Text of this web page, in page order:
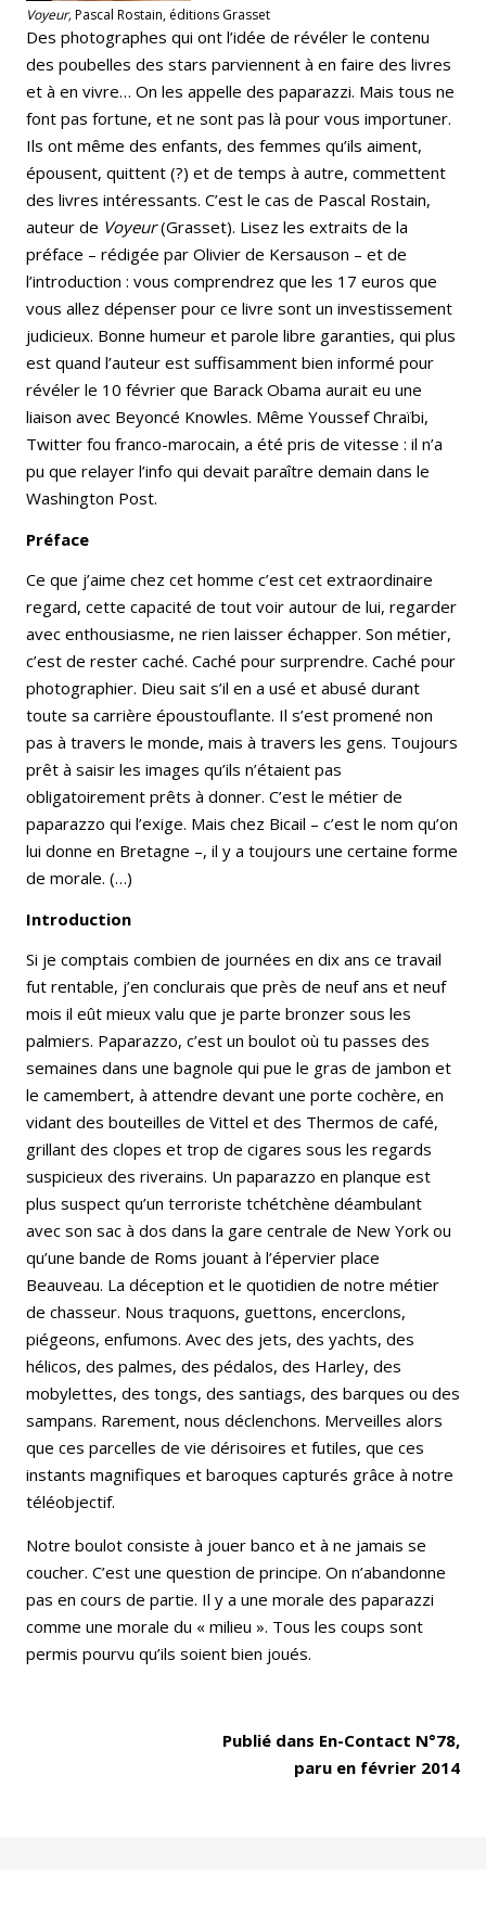
Voyeur,Pascal Rostain, éditions Grasset
Des photographes qui ont l’idée de révéler le contenu
des poubelles des stars parviennent à en faire des livres
et à en vivre… On les appelle des paparazzi. Mais tous ne
font pas fortune, et ne sont pas là pour vous importuner.
Ils ont même des enfants, des femmes qu’ils aiment,
épousent, quittent (?) et de temps à autre, commettent
des livres intéressants. C’est le cas de Pascal Rostain,
auteur de Voyeur(Grasset). Lisez les extraits de la
préface – rédigée par Olivier de Kersauson – et de
l’introduction : vous comprendrez que les 17 euros que
vous allez dépenser pour ce livre sont un investissement
judicieux. Bonne humeur et parole libre garanties, qui plus
est quand l’auteur est suffisamment bien informé pour
révéler le 10 février que Barack Obama aurait eu une
liaison avec Beyoncé Knowles. Même Youssef Chraïbi,
Twitter fou franco-marocain, a été pris de vitesse : il n’a
pu que relayer l’info qui devait paraître demain dans le
Washington Post.
Préface
Ce que j’aime chez cet homme c’est cet extraordinaire
regard, cette capacité de tout voir autour de lui, regarder
avec enthousiasme, ne rien laisser échapper. Son métier,
c’est de rester caché. Caché pour surprendre. Caché pour
photographier. Dieu sait s’il en a usé et abusé durant
toute sa carrière époustouflante. Il s’est promené non
pas à travers le monde, mais à travers les gens. Toujours
prêt à saisir les images qu’ils n’étaient pas
obligatoirement prêts à donner. C’est le métier de
paparazzo qui l’exige. Mais chez Bicail – c’est le nom qu’on
lui donne en Bretagne –, il y a toujours une certaine forme
de morale. (…)
Introduction
Si je comptais combien de journées en dix ans ce travail
fut rentable, j’en conclurais que près de neuf ans et neuf
mois il eût mieux valu que je parte bronzer sous les
palmiers. Paparazzo, c’est un boulot où tu passes des
semaines dans une bagnole qui pue le gras de jambon et
le camembert, à attendre devant une porte cochère, en
vidant des bouteilles de Vittel et des Thermos de café,
grillant des clopes et trop de cigares sous les regards
suspicieux des riverains. Un paparazzo en planque est
plus suspect qu’un terroriste tchétchène déambulant
avec son sac à dos dans la gare centrale de New York ou
qu’une bande de Roms jouant à l’épervier place
Beauveau. La déception et le quotidien de notre métier
de chasseur. Nous traquons, guettons, encerclons,
piégeons, enfumons. Avec des jets, des yachts, des
hélicos, des palmes, des pédalos, des Harley, des
mobylettes, des tongs, des santiags, des barques ou des
sampans. Rarement, nous déclenchons. Merveilles alors
que ces parcelles de vie dérisoires et futiles, que ces
instants magnifiques et baroques capturés grâce à notre
téléobjectif.
Notre boulot consiste à jouer banco et à ne jamais se
coucher. C’est une question de principe. On n’abandonne
pas en cours de partie. Il y a une morale des paparazzi
comme une morale du « milieu ». Tous les coups sont
permis pourvu qu’ils soient bien joués.
Publié dans En-Contact N°78,
paru en février 2014